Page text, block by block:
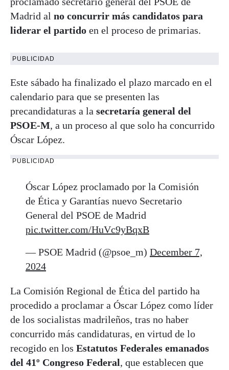
Madrid al no concurrir más candidatos para
liderar el partido en el proceso de primarias.
PUBLICIDAD
Este sábado ha finalizado el plazo marcado en el
calendario para que se presenten las
precandidaturas a la secretaría general del
PSOE-M, a un proceso al que solo ha concurrido
Óscar López.
PUBLICIDAD
Óscar López proclamado por la Comisión
de Ética y Garantías nuevo Secretario
General del PSOE de Madrid
pic.twitter.com/HuVc9yBqxB
— PSOE Madrid (@psoe_m) December 7,
2024
La Comisión Regional de Ética del partido ha
procedido a proclamar a Óscar López como líder
de los socialistas madrileños, tras no haber
concurrido más candidaturas, en virtud de lo
recogido en los Estatutos Federales emanados
del 41º Congreso Federal, que establecen que